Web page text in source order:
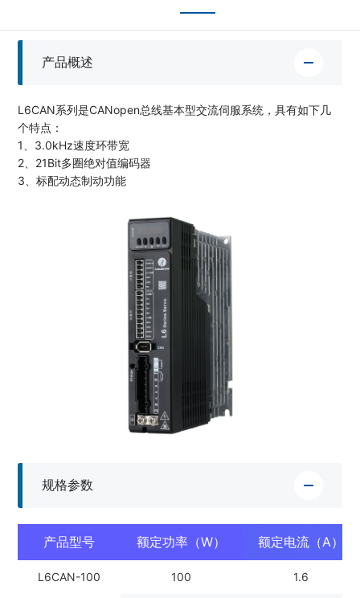
产品概述
L6CAN系列是CANopen总线基本型交流伺服系统，具有如下几
个特点：
1、3.0kHz速度环带宽
2、21Bit多圈绝对值编码器
3、标配动态制动功能
规格参数
产品型号 额定功率（W） 额定电流（A）
L6CAN-100 100 1.6